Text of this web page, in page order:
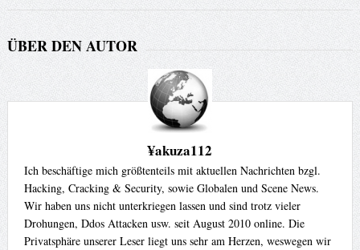
ÜBER DEN AUTOR
¥akuza112
Ich beschäftige mich größtenteils mit aktuellen Nachrichten bzgl.
Hacking, Cracking & Security, sowie Globalen und Scene News.
Wir haben uns nicht unterkriegen lassen und sind trotz vieler
Drohungen, Ddos Attacken usw. seit August 2010 online. Die
Privatsphäre unserer Leser liegt uns sehr am Herzen, weswegen wir